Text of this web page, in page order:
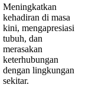
Meningkatkan
kehadiran di masa
kini, mengapresiasi
tubuh, dan
merasakan
keterhubungan
dengan lingkungan
sekitar.